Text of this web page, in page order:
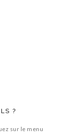
?
sur le menu